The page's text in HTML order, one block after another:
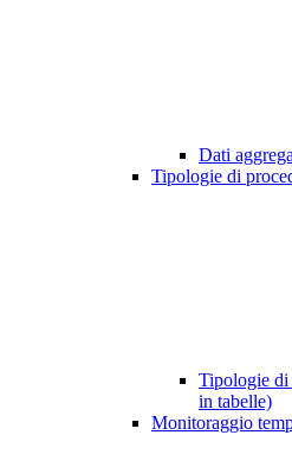
Dati
Tipologie di
Tipologie di
in tabelle)
Monitoraggio